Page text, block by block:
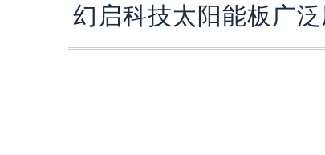
幻启科技太阳能板广